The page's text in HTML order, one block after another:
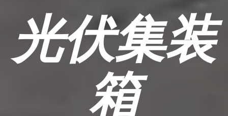
光伏集装
箱